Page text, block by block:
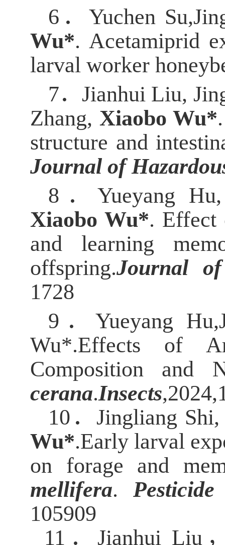
6． Yuchen
Wu*. Acetamiprid
larval worker
7． Jianhui Liu,
Zhang, Xiaobo Wu*.
structure and
Journal of
8． Yueyang
Xiaobo Wu*. Effect
and learning
offspring.Journal of
1728
9．Yueyang
Wu*.Effects of
Composition
cerana.Insects
10． Jingliang
Wu*.Early larval
on forage and
mellifera.
105909
11． Jianhui Liu